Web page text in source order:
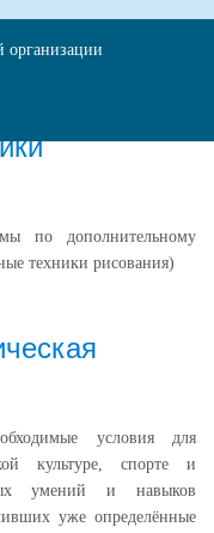
по дополнительному
техники рисования)
условия для
культуре, спорте и
умений и навыков
уже определённые
организации